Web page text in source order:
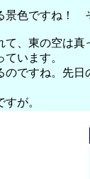
景色ですね！
、東の空は真
います。
ですね。先日
が。